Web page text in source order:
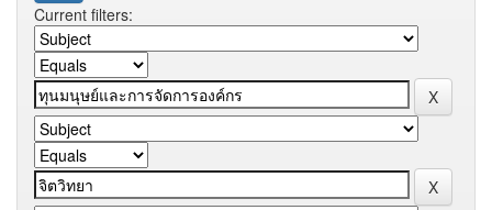
Current filters: